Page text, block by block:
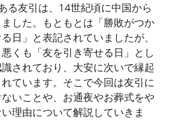
る友引は、14世紀頃に中国から
した。もともとは「勝敗がつか
日」と表記されていましたが、
くも「友を引き寄せる日」とし
されており、大安に次いで縁起
ています。そこで今回は友引に
いことや、お通夜やお葬式をや
理由について解説していきま